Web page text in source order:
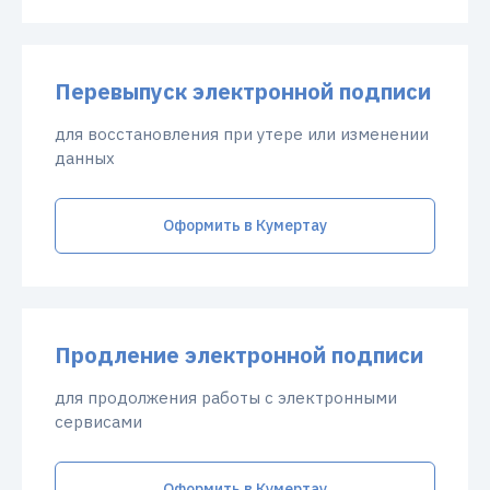
Перевыпуск электронной подписи
для восстановления при утере или изменении
данных
Оформить в Кумертау
Продление электронной подписи
для продолжения работы с электронными
сервисами